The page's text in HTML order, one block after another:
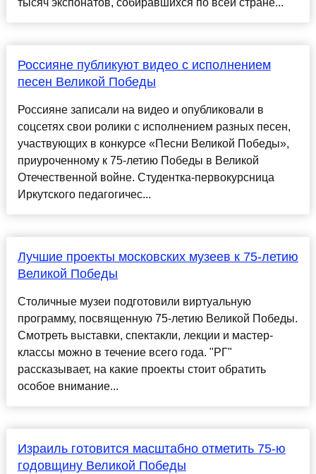
тысяч экспонатов, собиравшихся по всей стране...
Россияне публикуют видео с исполнением
песен Великой Победы
Россияне записали на видео и опубликовали в
соцсетях свои ролики с исполнением разных песен,
участвующих в конкурсе «Песни Великой Победы»,
приуроченному к 75-летию Победы в Великой
Отечественной войне. Студентка-первокурсница
Иркутского педагогичес...
Лучшие проекты московских музеев к 75-летию
Великой Победы
Столичные музеи подготовили виртуальную
программу, посвященную 75-летию Великой Победы.
Смотреть выставки, спектакли, лекции и мастер-
классы можно в течение всего года. "РГ"
рассказывает, на какие проекты стоит обратить
особое внимание...
Израиль готовится масштабно отметить 75-ю
годовщину Великой Победы